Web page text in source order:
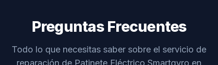
Preguntas Frecuentes
Todo lo que necesitas saber sobre el servicio de
reparación de Patinete Eléctrico Smartgyro en